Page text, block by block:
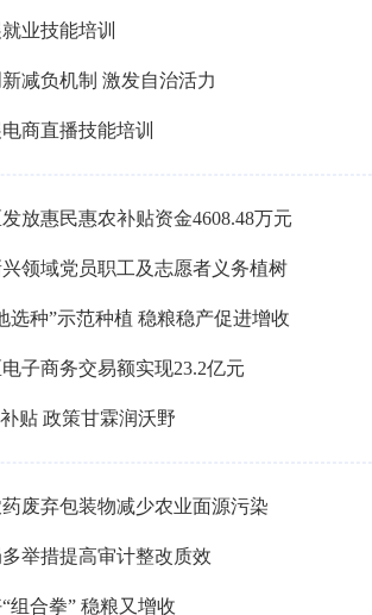
业技能培训
减负机制 激发自治活力
商直播技能培训
放惠民惠农补贴资金4608.48万元
领域党员职工及志愿者义务植树
选种”示范种植 稳粮稳产促进增收
子商务交易额实现23.2亿元
贴 政策甘霖润沃野
废弃包装物减少农业面源污染
举措提高审计整改质效
组合拳” 稳粮又增收